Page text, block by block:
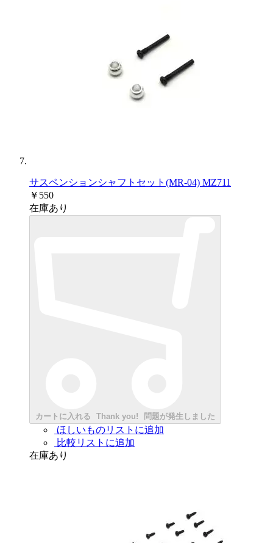
サスペンションシャフトセット(MR-04) MZ711
￥550
在庫あり
カートに入れる Thank you! 問題が発生しました
ほしいものリストに追加
比較リストに追加
在庫あり